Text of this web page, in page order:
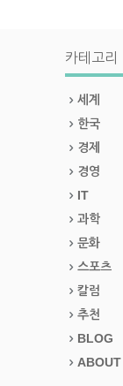
카테고리
세계
한국
경제
경영
IT
과학
문화
스포츠
칼럼
추천
BLOG
ABOUT